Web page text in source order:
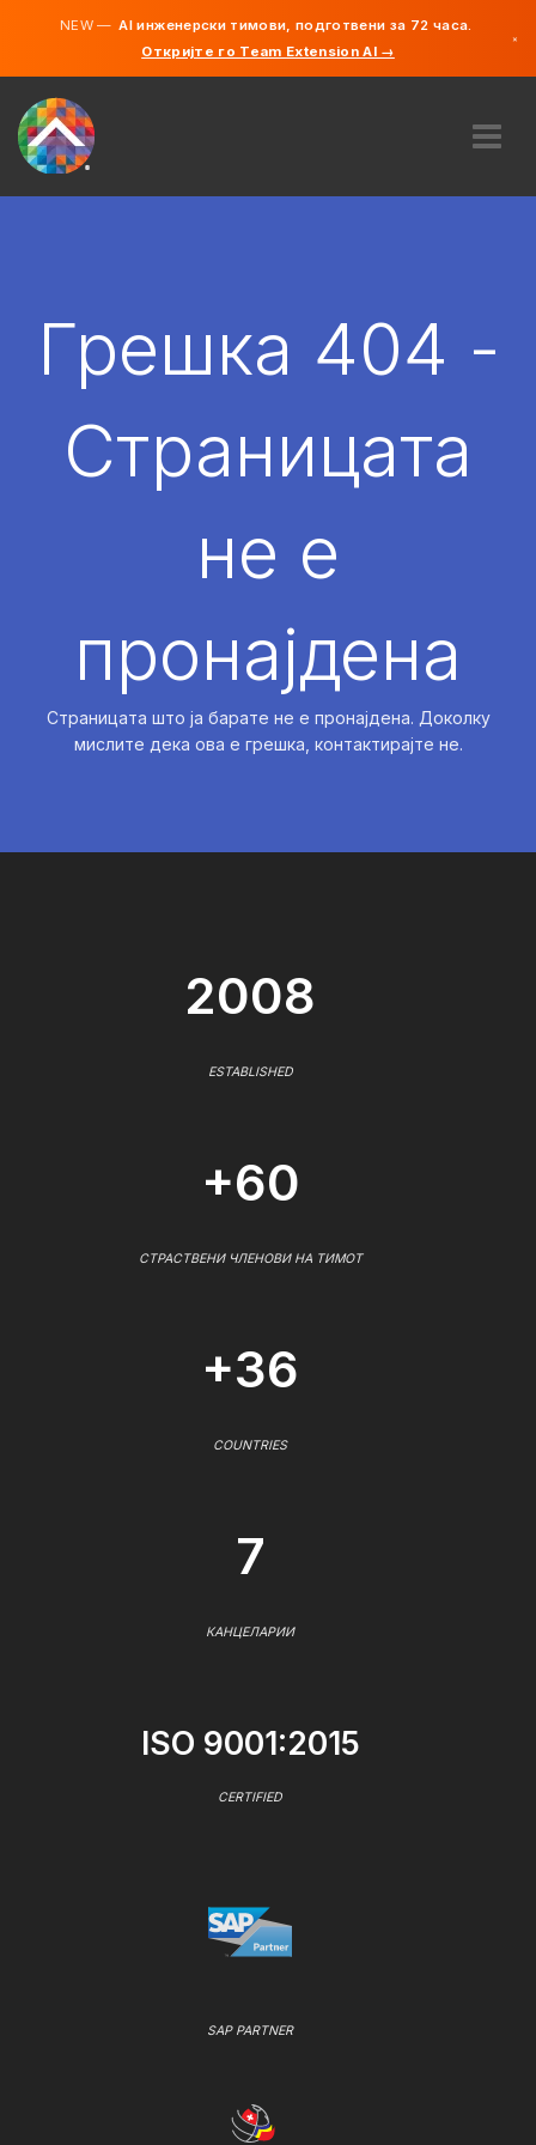
NEW —AI инженерски тимови, подготвени за 72 часа.
Откријте го Team Extension AI →
×
АНГАЖИРАЈ
Грешка 404 -
Страницата
не е
пронајдена
Страницата што ја барате не е пронајдена. Доколку
мислите дека ова е грешка, контактирајте не.
2008
ESTABLISHED
+60
СТРАСТВЕНИ ЧЛЕНОВИ НА ТИМОТ
+36
COUNTRIES
7
КАНЦЕЛАРИИ
ISO 9001:2015
CERTIFIED
SAP PARTNER